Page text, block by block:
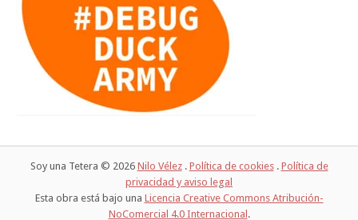
Soy una Tetera © 2026 Nilo Vélez. Política de cookies. Política de
privacidad y aviso legal
Esta obra está bajo una Licencia Creative Commons Atribución-
NoComercial 4.0 Internacional.